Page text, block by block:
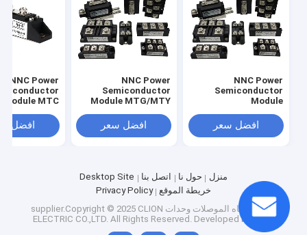
NNC Power
Semiconductor
Module
افضل سعر
NNC Power
Semiconductor
Module MTG/MTY
افضل سعر
NNC Power
Module MTC
افضل
منزل حول نا اتصل بنا
Desktop Site
خريطة الموقع
Privacy Policy
China أشباه الموصلات وحدات
supplier.Copyright © 2025 CLION
ELECTRIC CO.,LTD. All Rights Reserved. Developed byECER